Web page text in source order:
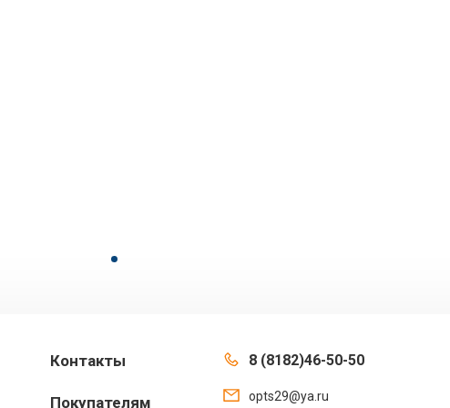
Контакты
Покупателям
8 (8182)46-50-50
opts29@ya.ru